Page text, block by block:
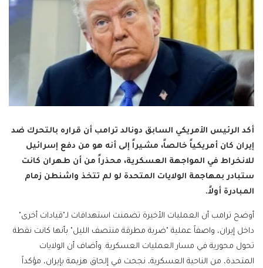
أكد الرئيس الأمريكي السابق دونالد ترامب أن قراره بالتحرك ضد
إيران كان أمريكياً خالصاً، مشيراً إلى أنه هو من دفع إسرائيل
للانخراط في المواجهة العسكرية، محذراً من أن طهران كانت
ستبادر بمهاجمة الولايات المتحدة لو لم تتخذ واشنطن زمام
المبادرة أولاً.
أوضح ترامب أن العمليات الأخيرة تضمنت استهدافات لـ"قيادات أخرى"
داخل إيران، واصفاً عملية "ضربة مطرقة منتصف الليل" بأنها كانت نقطة
تحول محورية في مسار العمليات العسكرية. وأضاف أن الولايات
المتحدة، من الناحية العسكرية، نجحت في إلحاق هزيمة بإيران، مؤكداً